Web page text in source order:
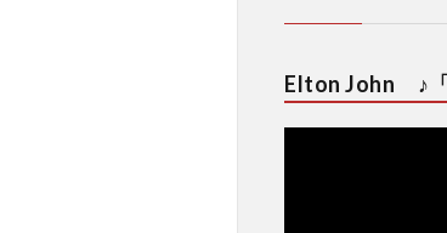
Elton John ♪「
動